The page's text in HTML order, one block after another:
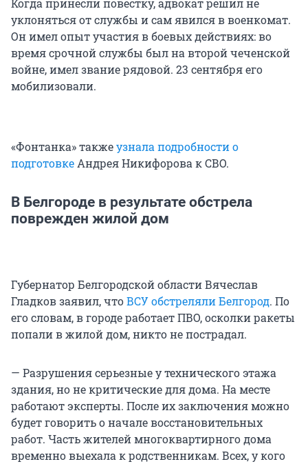
Когда принесли повестку, адвокат решил не
уклоняться от службы и сам явился в военкомат.
Он имел опыт участия в боевых действиях: во
время срочной службы был на второй чеченской
войне, имел звание рядовой. 23 сентября его
мобилизовали.
«Фонтанка» такжеузнала подробности о
подготовкеАндрея Никифорова к СВО.
В Белгороде в результате обстрела
поврежден жилой дом
Губернатор Белгородской области Вячеслав
Гладков заявил, чтоВСУ обстреляли Белгород. По
его словам, в городе работает ПВО, осколки ракеты
попали в жилой дом, никто не пострадал.
— Разрушения серьезные у технического этажа
здания, но не критические для дома. На месте
работают эксперты. После их заключения можно
будет говорить о начале восстановительных
работ. Часть жителей многоквартирного дома
временно выехала к родственникам. Всех, у кого